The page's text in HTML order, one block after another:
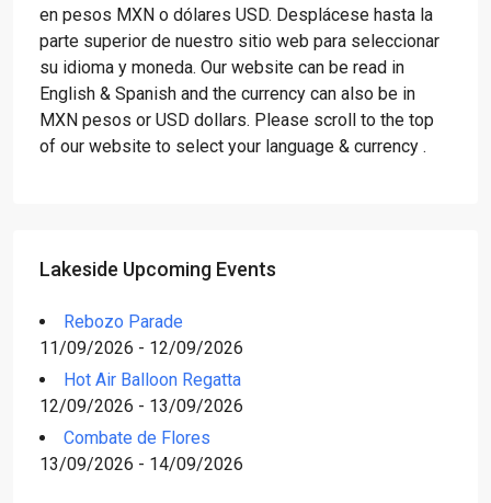
en pesos MXN o dólares USD. Desplácese hasta la
parte superior de nuestro sitio web para seleccionar
su idioma y moneda. Our website can be read in
English & Spanish and the currency can also be in
MXN pesos or USD dollars. Please scroll to the top
of our website to select your language & currency .
Lakeside Upcoming Events
Rebozo Parade
11/09/2026 - 12/09/2026
Hot Air Balloon Regatta
12/09/2026 - 13/09/2026
Combate de Flores
13/09/2026 - 14/09/2026